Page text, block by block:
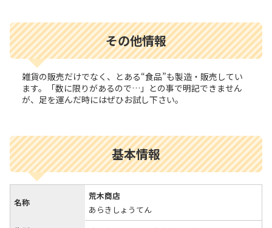
その他情報
雑貨の販売だけでなく、とある“食品”も製造・販売してい
ます。「数に限りがあるので…」との事で明記できません
が、足を運んだ時にはぜひお試し下さい。
基本情報
名称
荒木商店
あらきしょうてん